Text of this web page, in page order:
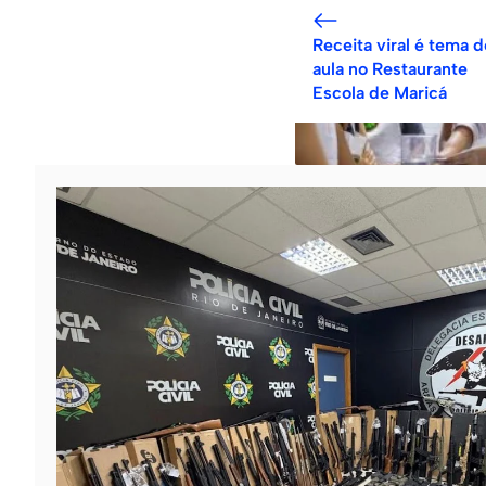
Receita viral é tema
aula no Restaurante
Escola de Maricá